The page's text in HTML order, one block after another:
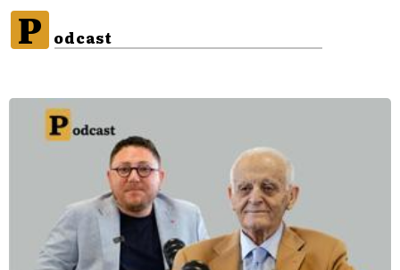
P odcast